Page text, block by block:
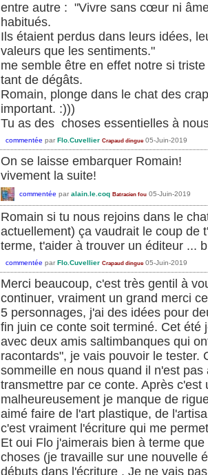
entre autre : "Vivre sans cœur ni
habitués.
Ils étaient perdus dans leurs idées,
valeurs que les sentiments."
me semble être en effet notre si
tant de dégâts.
Romain, plonge dans le chat des
important. :)))
Tu as des choses essentielles à
commentée par Flo.Cuvellier Crapaud dingue 05-Juin-2019
On se laisse embarquer Romain!
vivement la suite!
commentée par alain.le.coq Batracien fou 05-Juin-2019
Romain si tu nous rejoins dans le
actuellement) ça vaudrait le coup de
terme, t'aider à trouver un éditeur ...
commentée par Flo.Cuvellier Crapaud dingue 05-Juin-2019
Merci beaucoup, c'est très gentil à
continuer, vraiment un grand merci
5 personnages, j'ai des idées pour
fin juin ce conte soit terminé. Cet été
avec deux amis saltimbanques qui
racontards", je vais pouvoir le tester.
sommeille en nous quand il n'est
transmettre par ce conte. Après
malheureusement je manque de
aimé faire de l'art plastique, de
c'est vraiment l'écriture qui me
Et oui Flo j'aimerais bien à terme
choses (je travaille sur une nouvelle
débuts dans l'écriture . Je ne vais